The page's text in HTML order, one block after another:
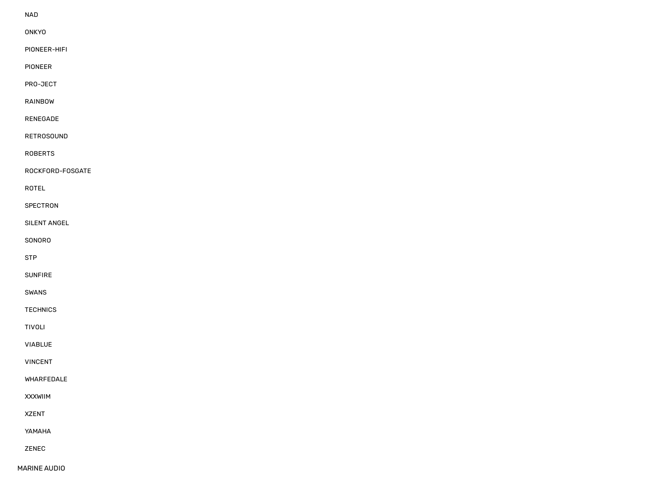
NAD
ONKYO
PIONEER-HIFI
PIONEER
PRO-JECT
RAINBOW
RENEGADE
RETROSOUND
ROBERTS
ROCKFORD-FOSGATE
ROTEL
SPECTRON
SILENT ANGEL
SONORO
STP
SUNFIRE
SWANS
TECHNICS
TIVOLI
VIABLUE
VINCENT
WHARFEDALE
XXXWIIM
XZENT
YAMAHA
ZENEC
MARINE AUDIO